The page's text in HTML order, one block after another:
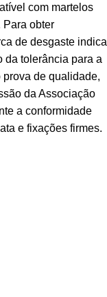
com martelos
Para obter
de desgaste indica
da tolerância para a
de qualidade,
da Associação
a conformidade
e fixações firmes.